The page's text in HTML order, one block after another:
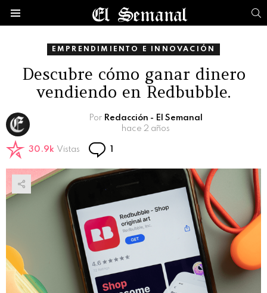
EMPRENDIMIENTO E INNOVACIÓN
Descubre cómo ganar dinero
vendiendo en Redbubble.
Por Redacción - El Semanal
hace 2 años
30.9k Vistas